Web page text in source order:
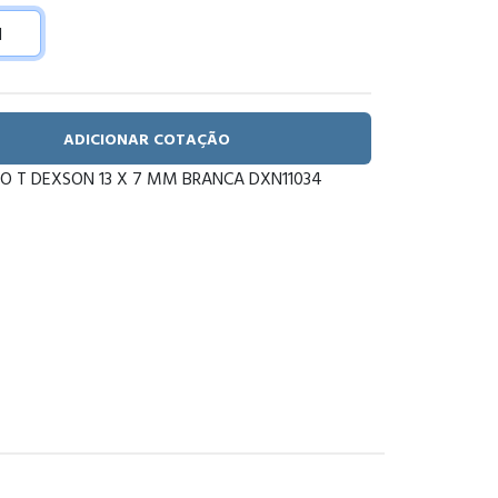
ADICIONAR COTAÇÃO
T DEXSON 13 X 7 MM BRANCA DXN11034